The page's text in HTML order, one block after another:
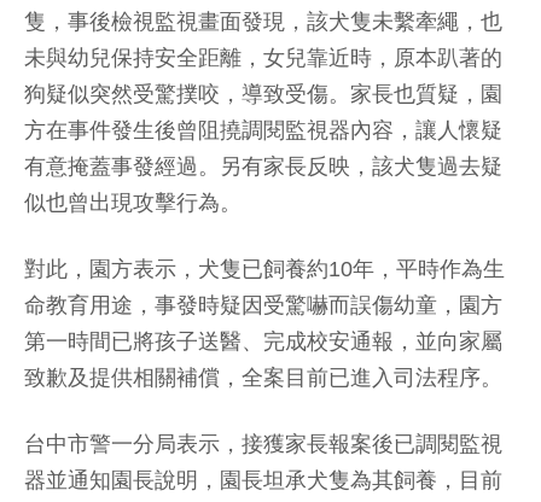
隻，事後檢視監視畫面發現，該犬隻未繫牽繩，也
未與幼兒保持安全距離，女兒靠近時，原本趴著的
狗疑似突然受驚撲咬，導致受傷。家長也質疑，園
方在事件發生後曾阻撓調閱監視器內容，讓人懷疑
有意掩蓋事發經過。另有家長反映，該犬隻過去疑
似也曾出現攻擊行為。
對此，園方表示，犬隻已飼養約10年，平時作為生
命教育用途，事發時疑因受驚嚇而誤傷幼童，園方
第一時間已將孩子送醫、完成校安通報，並向家屬
致歉及提供相關補償，全案目前已進入司法程序。
台中市警一分局表示，接獲家長報案後已調閱監視
器並通知園長說明，園長坦承犬隻為其飼養，目前